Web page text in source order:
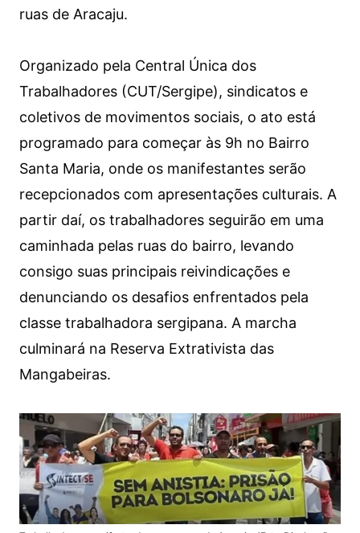
ruas de Aracaju.
Organizado pela Central Única dos
Trabalhadores (CUT/Sergipe), sindicatos e
coletivos de movimentos sociais, o ato está
programado para começar às 9h no Bairro
Santa Maria, onde os manifestantes serão
recepcionados com apresentações culturais. A
partir daí, os trabalhadores seguirão em uma
caminhada pelas ruas do bairro, levando
consigo suas principais reivindicações e
denunciando os desafios enfrentados pela
classe trabalhadora sergipana. A marcha
culminará na Reserva Extrativista das
Mangabeiras.